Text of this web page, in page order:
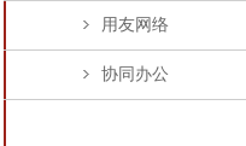
用友网络
协同办公